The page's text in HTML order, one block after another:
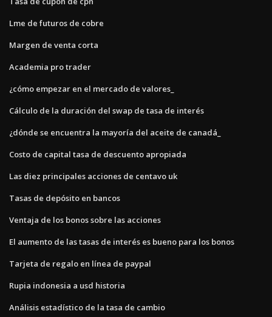
Lme de futuros de cobre
Margen de venta corta
Academia pro trader
¿cómo empezar en el mercado de valores_
Cálculo de la duración del swap de tasa de interés
¿dónde se encuentra la mayoría del aceite de canadá_
Costo de capital tasa de descuento apropiada
Las diez principales acciones de centavo uk
Tasas de depósito en bancos
Ventaja de los bonos sobre las acciones
El aumento de las tasas de interés es bueno para los bonos
Tarjeta de regalo en línea de paypal
Rupia indonesia a usd historia
Análisis estadístico de la tasa de cambio